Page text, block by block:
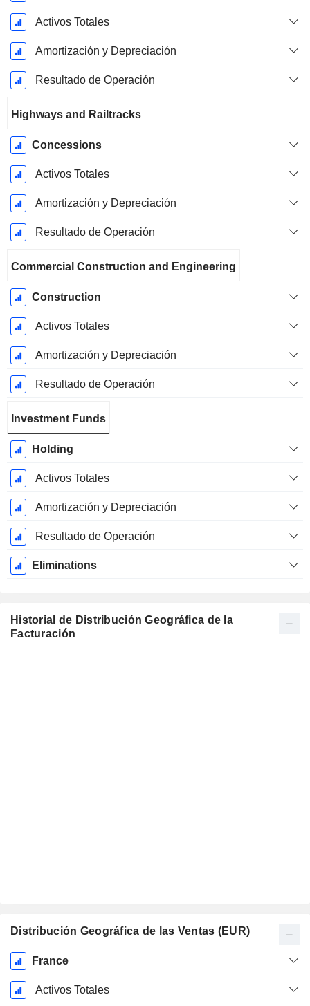
Activos Totales
Amortización y Depreciación
Resultado de Operación
Highways and Railtracks
Concessions
Activos Totales
Amortización y Depreciación
Resultado de Operación
Commercial Construction and Engineering
Construction
Activos Totales
Amortización y Depreciación
Resultado de Operación
Investment Funds
Holding
Activos Totales
Amortización y Depreciación
Resultado de Operación
Eliminations
Historial de Distribución Geográfica de la
Facturación
Distribución Geográfica de las Ventas (EUR)
Período
fiscal:
Diciembre
France
Activos Totales